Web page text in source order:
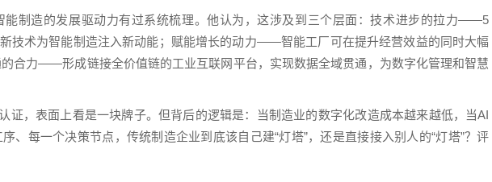
能制造的发展驱动力有过系统梳理。他认为，这涉及到三个层面：技术进步的拉力——5
技术为智能制造注入新动能；赋能增长的动力——智能工厂可在提升经营效益的同时大幅
合力——形成链接全价值链的工业互联网平台，实现数据全域贯通，为数字化管理和智慧
证，表面上看是一块牌子。但背后的逻辑是：当制造业的数字化改造成本越来越低，当AI
、每一个决策节点，传统制造企业到底该自己建“灯塔”，还是直接接入别人的“灯塔”？评